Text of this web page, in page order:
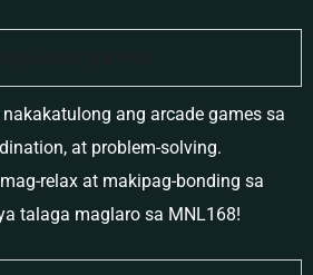
ang arcade games sa
at problem-solving.
relax at makipag-bonding sa
talaga maglaro sa MNL168!